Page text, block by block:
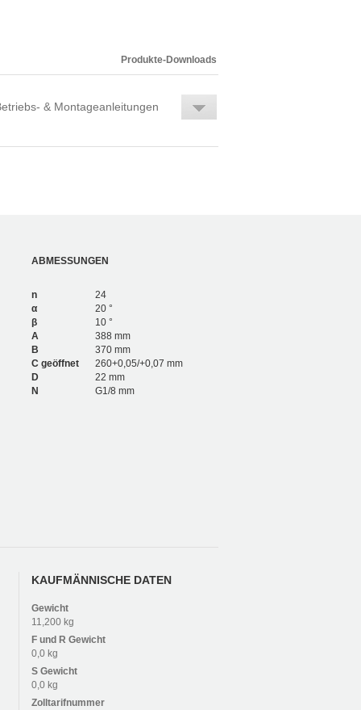
Produkte-Downloads
& Montageanleitungen
ABMESSUNGEN
n
24
α
20 °
β
10 °
A
388 mm
B
370 mm
C geöffnet
260+0,05/+0,07 mm
D
22 mm
N
G1/8 mm
KAUFMÄNNISCHE DATEN
Gewicht
11,200 kg
F und R Gewicht
0,0 kg
S Gewicht
0,0 kg
Zolltarifnummer